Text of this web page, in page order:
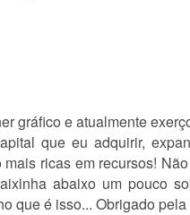
gráfico e atualmente
que eu adquirir,
ricas em recursos!
abaixo um pouco
que é isso... Obrigado